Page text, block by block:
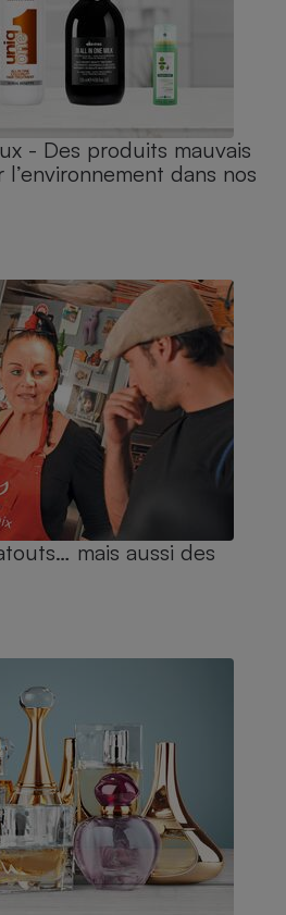
- Des produits mauvais
dans nos
mais aussi des